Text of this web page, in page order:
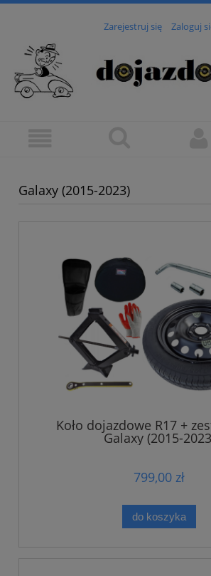
Zarejestruj się Zaloguj
Galaxy (2015-2023)
Koło dojazdowe R17 +
Galaxy (2015-
799,00 zł
do koszyka